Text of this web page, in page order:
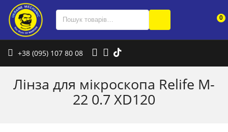
0
+38 (095) 107 80 08
Лінза для мікроскопа Relife M-
22 0.7 XD120